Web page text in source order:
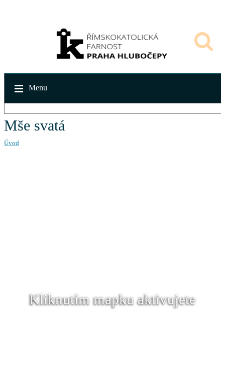
Menu
Mše svatá
Úvod
Kliknutím mapku aktivujete